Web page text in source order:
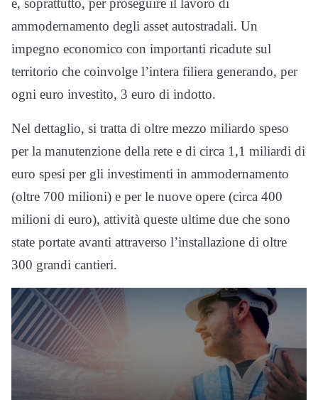
e, soprattutto, per proseguire il lavoro di
ammodernamento degli asset autostradali. Un
impegno economico con importanti ricadute sul
territorio che coinvolge l’intera filiera generando, per
ogni euro investito, 3 euro di indotto.
Nel dettaglio, si tratta di oltre mezzo miliardo speso
per la manutenzione della rete e di circa 1,1 miliardi di
euro spesi per gli investimenti in ammodernamento
(oltre 700 milioni) e per le nuove opere (circa 400
milioni di euro), attività queste ultime due che sono
state portate avanti attraverso l’installazione di oltre
300 grandi cantieri.